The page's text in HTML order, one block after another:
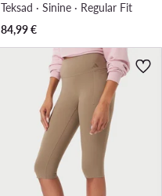
Teksad · Sinine · Regular Fit
84,99€